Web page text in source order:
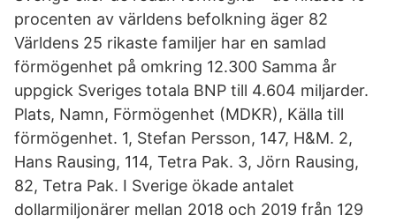
procenten av världens befolkning äger 82
Världens 25 rikaste familjer har en samlad
förmögenhet på omkring 12.300 Samma år
uppgick Sveriges totala BNP till 4.604 miljarder.
Plats, Namn, Förmögenhet (MDKR), Källa till
förmögenhet. 1, Stefan Persson, 147, H&M. 2,
Hans Rausing, 114, Tetra Pak. 3, Jörn Rausing,
82, Tetra Pak. I Sverige ökade antalet
dollarmiljonärer mellan 2018 och 2019 från 129